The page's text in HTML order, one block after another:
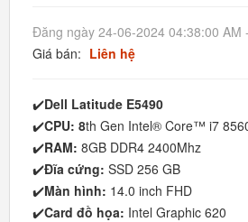
Đăng ngày 24-06-2024 04:38:00 AM
Giá bán: Liên hệ
✔️Dell Latitude E5490
✔️CPU: 8th Gen Intel® Core™ i7
✔️RAM: 8GB DDR4 2400Mhz
✔️Đĩa cứng: SSD 256 GB
✔️Màn hình: 14.0 inch FHD
✔️Card đồ họa: Intel Graphic 620